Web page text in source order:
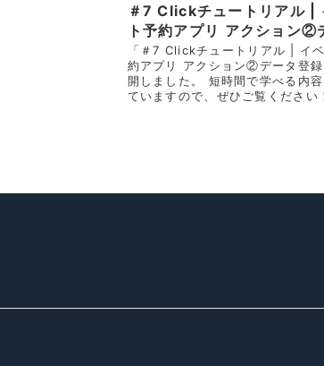
＃7 Clickチュートリアル |
ト予約アプリ アクション②
登録
「＃7 Clickチュートリアル | イ
約アプリ アクション②データ登
開しました。 短時間で学べる内容
ていますので、ぜひご覧ください